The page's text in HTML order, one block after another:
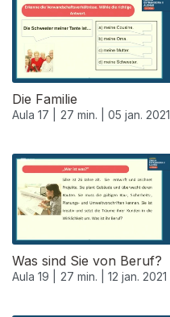
Die Familie
Aula 17 | 27 min. | 05 jan. 2021
Was sind Sie von Beruf?
Aula 19 | 27 min. | 12 jan. 2021